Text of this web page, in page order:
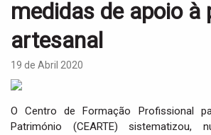
medidas de apoio à
artesanal
19 de Abril 2020
O Centro de Formação Profissional
Património (CEARTE) sistematizou,